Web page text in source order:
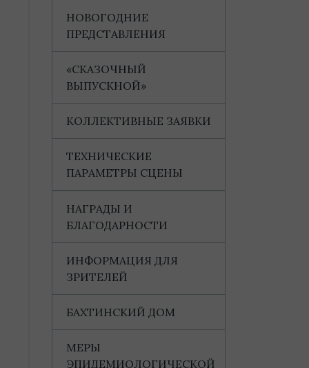
НОВОГОДНИЕ
ПРЕДСТАВЛЕНИЯ
«СКАЗОЧНЫЙ
ВЫПУСКНОЙ»
КОЛЛЕКТИВНЫЕ ЗАЯВКИ
ТЕХНИЧЕСКИЕ
ПАРАМЕТРЫ СЦЕНЫ
НАГРАДЫ И
БЛАГОДАРНОСТИ
ИНФОРМАЦИЯ ДЛЯ
ЗРИТЕЛЕЙ
БАХТИНСКИЙ ДОМ
МЕРЫ
ЭПИДЕМИОЛОГИЧЕСКОЙ